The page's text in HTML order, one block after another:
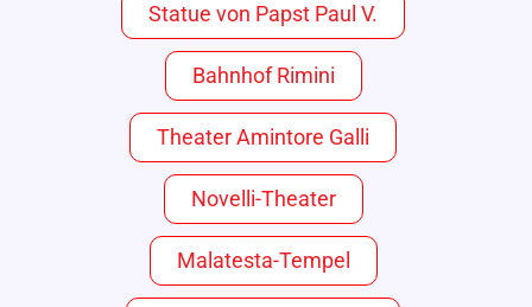
Statue von Papst Paul V.
Bahnhof Rimini
Theater Amintore Galli
Novelli-Theater
Malatesta-Tempel